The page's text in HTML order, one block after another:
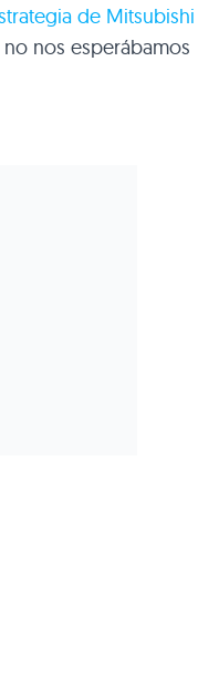
de Mitsubishi
nos esperábamos